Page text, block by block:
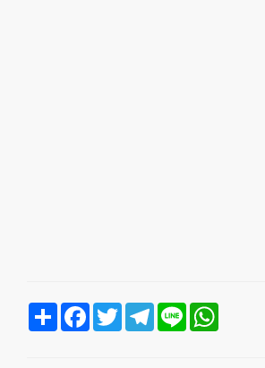
اشتراک
FacebookTwitter
Telegram Line
WhatsApp